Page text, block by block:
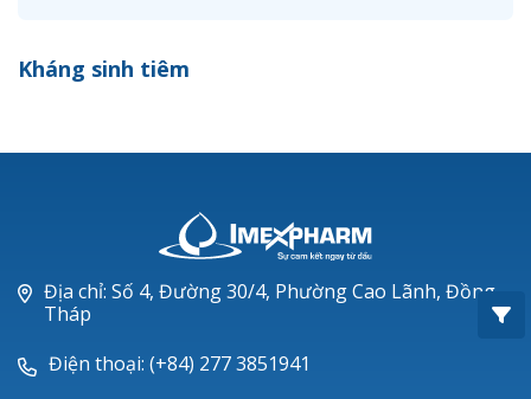
Ceftizoxim®
Piperacillin
Ticarlinat®
Zobacta®
Kháng sinh tiêm
Địa chỉ: Số 4, Đường 30/4, Phường Cao Lãnh, Đồng
Tháp
Điện thoại: (+84) 277 3851941